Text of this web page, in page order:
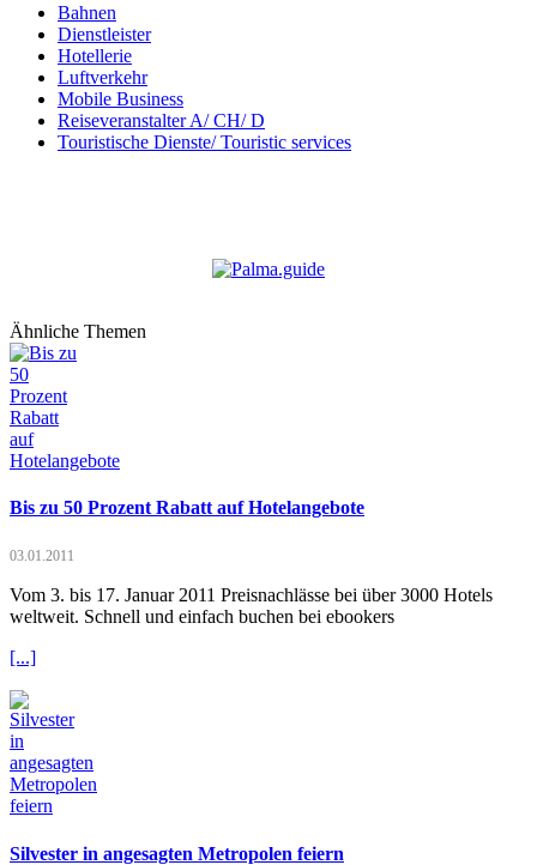
Bahnen
Dienstleister
Hotellerie
Luftverkehr
Mobile Business
Reiseveranstalter A/ CH/ D
Touristische Dienste/ Touristic services
Ähnliche Themen
Bis zu 50 Prozent Rabatt auf Hotelangebote
03.01.2011
Vom 3. bis 17. Januar 2011 Preisnachlässe bei über 3000 Hotels
weltweit. Schnell und einfach buchen bei ebookers
[...]
Silvester in angesagten Metropolen feiern